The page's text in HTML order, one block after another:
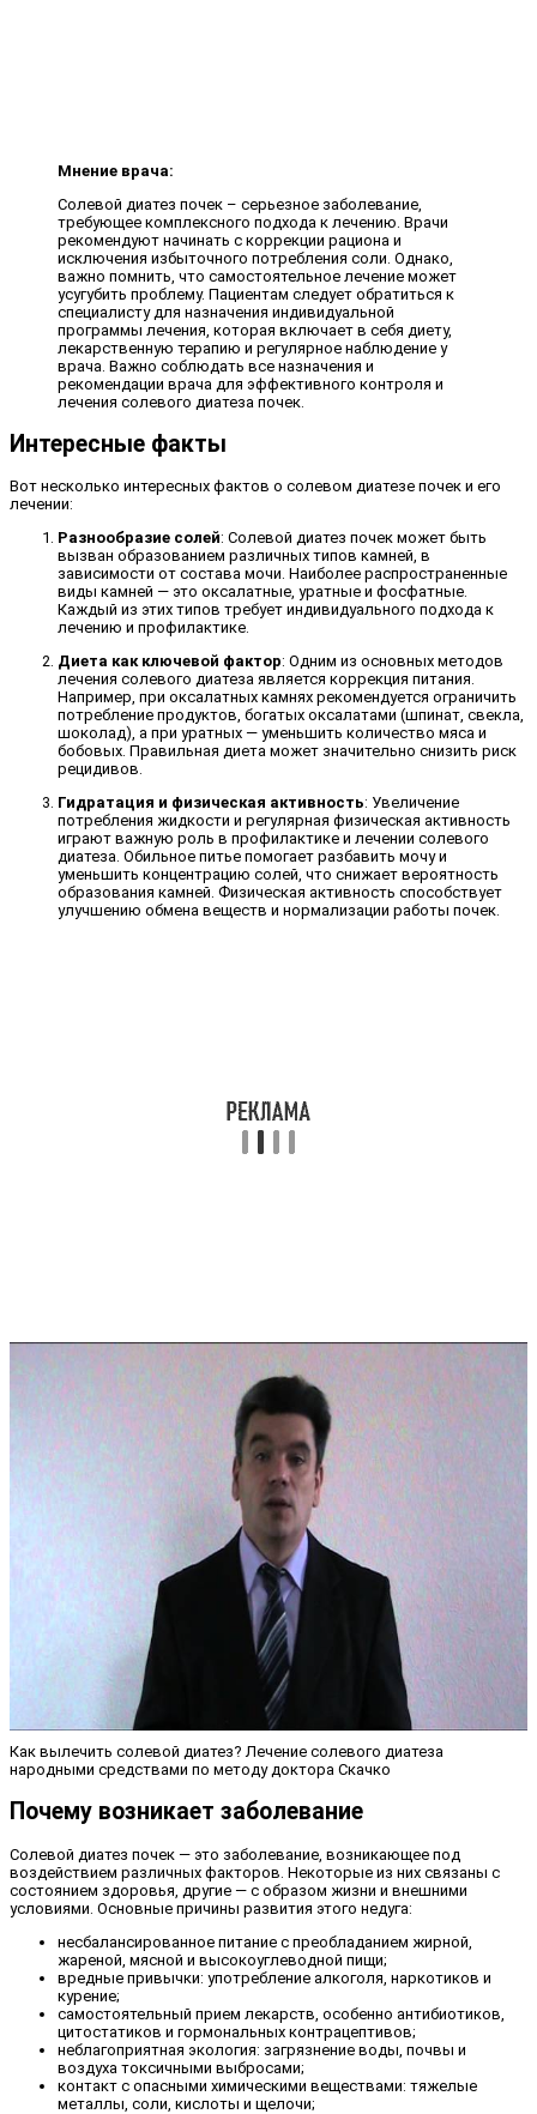
Мнение врача:
Солевой диатез почек – серьезное заболевание,
требующее комплексного подхода к лечению. Врачи
рекомендуют начинать с коррекции рациона и
исключения избыточного потребления соли. Однако,
важно помнить, что самостоятельное лечение может
усугубить проблему. Пациентам следует обратиться к
специалисту для назначения индивидуальной
программы лечения, которая включает в себя диету,
лекарственную терапию и регулярное наблюдение у
врача. Важно соблюдать все назначения и
рекомендации врача для эффективного контроля и
лечения солевого диатеза почек.
Интересные факты
Вот несколько интересных фактов о солевом диатезе почек и его
лечении:
Разнообразие солей: Солевой диатез почек может быть
вызван образованием различных типов камней, в
зависимости от состава мочи. Наиболее распространенные
виды камней — это оксалатные, уратные и фосфатные.
Каждый из этих типов требует индивидуального подхода к
лечению и профилактике.
Диета как ключевой фактор: Одним из основных методов
лечения солевого диатеза является коррекция питания.
Например, при оксалатных камнях рекомендуется ограничить
потребление продуктов, богатых оксалатами (шпинат, свекла,
шоколад), а при уратных — уменьшить количество мяса и
бобовых. Правильная диета может значительно снизить риск
рецидивов.
Гидратация и физическая активность: Увеличение
потребления жидкости и регулярная физическая активность
играют важную роль в профилактике и лечении солевого
диатеза. Обильное питье помогает разбавить мочу и
уменьшить концентрацию солей, что снижает вероятность
образования камней. Физическая активность способствует
улучшению обмена веществ и нормализации работы почек.
Как вылечить солевой диатез? Лечение солевого диатеза
народными средствами по методу доктора Скачко
Почему возникает заболевание
Солевой диатез почек — это заболевание, возникающее под
воздействием различных факторов. Некоторые из них связаны с
состоянием здоровья, другие — с образом жизни и внешними
условиями. Основные причины развития этого недуга:
несбалансированное питание с преобладанием жирной,
жареной, мясной и высокоуглеводной пищи;
вредные привычки: употребление алкоголя, наркотиков и
курение;
самостоятельный прием лекарств, особенно антибиотиков,
цитостатиков и гормональных контрацептивов;
неблагоприятная экология: загрязнение воды, почвы и
воздуха токсичными выбросами;
контакт с опасными химическими веществами: тяжелые
металлы, соли, кислоты и щелочи;